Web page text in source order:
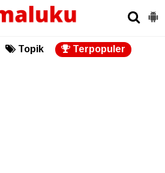
Topik Terpopuler